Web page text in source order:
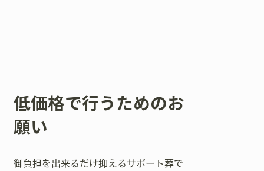
低価格で行うためのお
願い
御負担を出来るだけ抑えるサポート葬で